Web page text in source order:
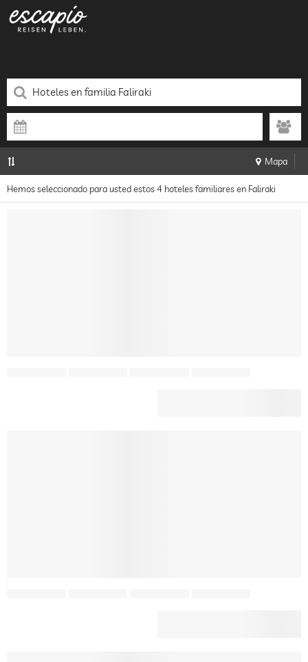
Mapa
Hemos seleccionado para usted estos 4 hoteles familiares en Faliraki